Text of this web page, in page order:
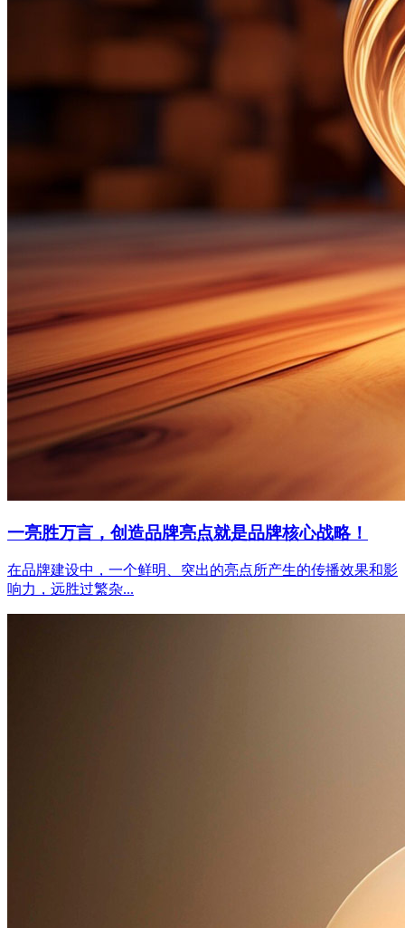
一亮胜万言，创造品牌亮点就是品牌核心战略！
在品牌建设中，一个鲜明、突出的亮点所产生的传播效果和影
响力，远胜过繁杂...